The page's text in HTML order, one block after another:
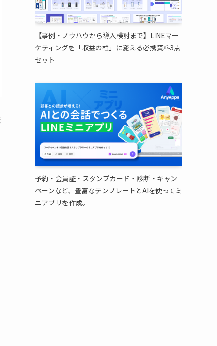
【事例・ノウハウから導入検討まで】LINEマー
ケティングを「収益の柱」に変える必携資料3点
セット
予約・会員証・スタンプカード・診断・キャン
ペーンなど、豊富なテンプレートとAIを使ってミ
ニアプリを作成。